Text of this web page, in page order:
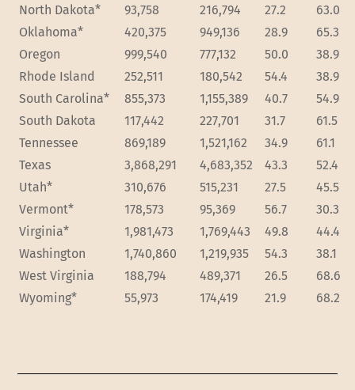
North Dakota*
93,758 216,794 27.2
63.0
Oklahoma*
420,375 949,136 28.9
65.3
Oregon
999,540 777,132 50.0
38.9
Rhode Island
252,511 180,542 54.4
38.9
South Carolina*
855,373 1,155,389 40.7
54.9
South Dakota
117,442 227,701 31.7
61.5
Tennessee
869,189 1,521,162 34.9
61.1
Texas
3,868,291 4,683,352 43.3
52.4
Utah*
310,676 515,231 27.5
45.5
Vermont*
178,573 95,369 56.7
30.3
Virginia*
1,981,473 1,769,443 49.8
44.4
Washington
1,740,860 1,219,935 54.3
38.1
West Virginia
188,794 489,371 26.5
68.6
Wyoming*
55,973 174,419 21.9 68.2